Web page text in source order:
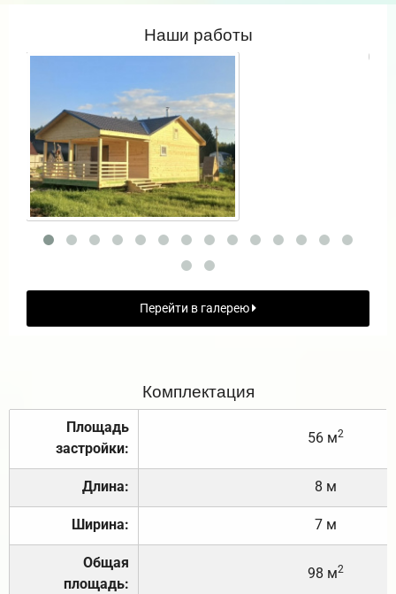
Наши работы
Перейти в галерею
Комплектация
Площадь
застройки:
56 м2
Длина: 8 м
Ширина: 7 м
Общая
площадь:
98 м2